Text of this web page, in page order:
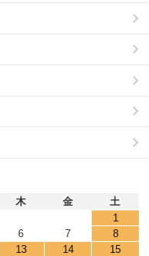
木 金
土
1
6 7
8
13 14
15